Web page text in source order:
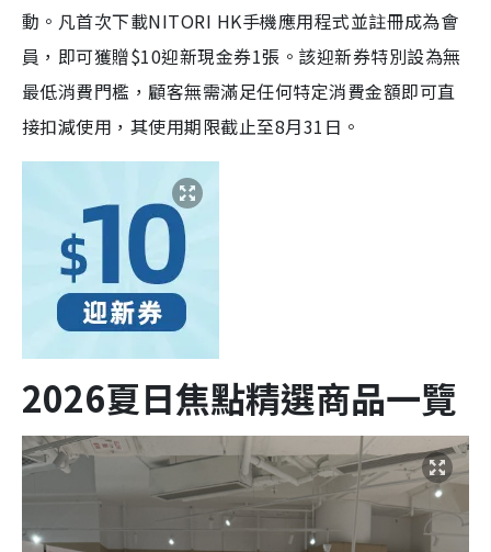
動。凡首次下載NITORI HK手機應用程式並註冊成為會
員，即可獲贈$10迎新現金券1張。該迎新券特別設為無
最低消費門檻，顧客無需滿足任何特定消費金額即可直
接扣減使用，其使用期限截止至8月31日。
2026夏日焦點精選商品一覽